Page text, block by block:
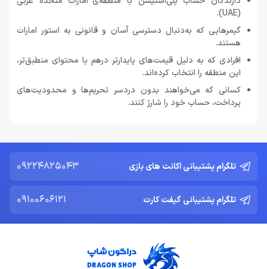
(UAE).
گیمرهایی که به‌دنبال دسترسی آسان و قانونی به استور امارات
هستند.
افرادی که به دلیل قیمت‌های پایدارتر درهم یا محتوای منطبق‌تر،
این منطقه را انتخاب کرده‌اند.
کسانی که می‌خواهند بدون دردسر تحریم‌ها و محدودیت‌های
پرداخت، حساب خود را شارژ کنند.
تلگرام پشتیبانی اکانت های بازی 09224825043
تلگرام پشتیبانی گیفت کارت 09100606121